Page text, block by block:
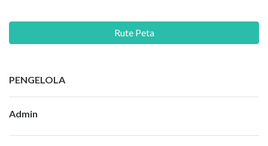
Rute Peta
PENGELOLA
Admin